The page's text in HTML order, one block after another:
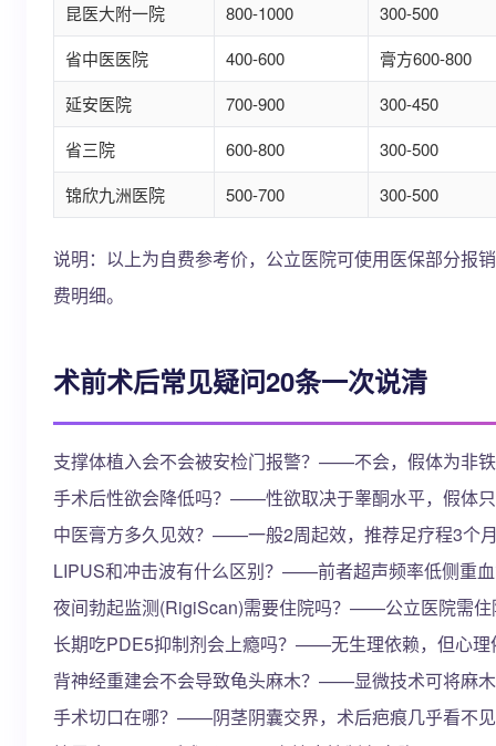
昆医大附一院 800-1000
300-500
省中医医院
400-600
膏方600-800
延安医院
700-900
300-450
省三院
600-800
300-500
锦欣九洲医院
500-700 300-500
说明：以上为自费参考价，公立医院可使用医保部分报
费明细。
术前术后常见疑问20条一次说清
支撑体植入会不会被安检门报警？——不会，假体为非
手术后性欲会降低吗？——性欲取决于睾酮水平，假体
中医膏方多久见效？——一般2周起效，推荐足疗程3个
LIPUS和冲击波有什么区别？——前者超声频率低侧重
夜间勃起监测(RigiScan)需要住院吗？——公立医院需
长期吃PDE5抑制剂会上瘾吗？——无生理依赖，但心理
背神经重建会不会导致龟头麻木？——显微技术可将麻
手术切口在哪？——阴茎阴囊交界，术后疤痕几乎看不